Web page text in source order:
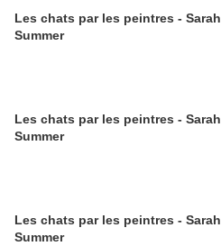
Les chats par les peintres - Sarah
Summer
Les chats par les peintres - Sarah
Summer
Les chats par les peintres - Sarah
Summer